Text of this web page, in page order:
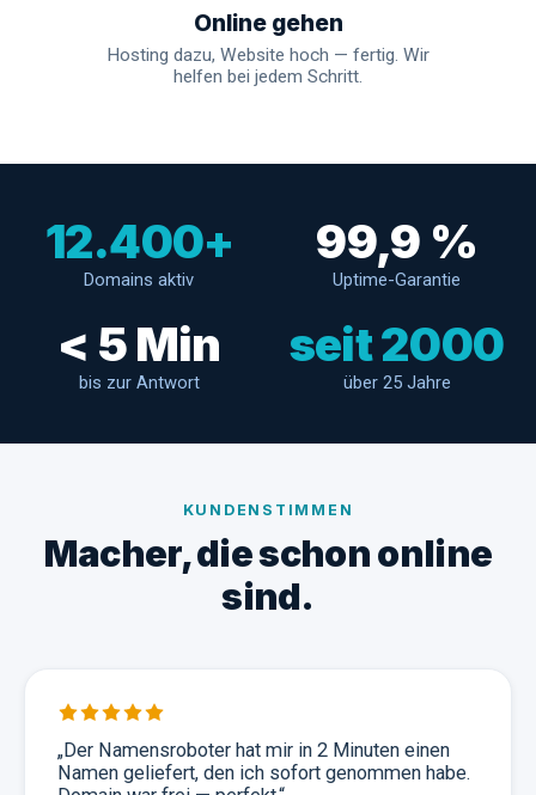
Online gehen
Hosting dazu, Website hoch — fertig. Wir
helfen bei jedem Schritt.
12.400+
Domains aktiv
99,9 %
Uptime-Garantie
< 5 Min
bis zur Antwort
seit 2000
über 25 Jahre
KUNDENSTIMMEN
Macher, die schon online
sind.
„Der Namensroboter hat mir in 2 Minuten einen
Namen geliefert, den ich sofort genommen habe.